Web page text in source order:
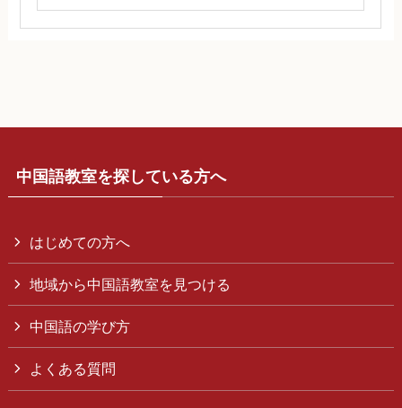
中国語教室を探している方へ
はじめての方へ
地域から中国語教室を見つける
中国語の学び方
よくある質問